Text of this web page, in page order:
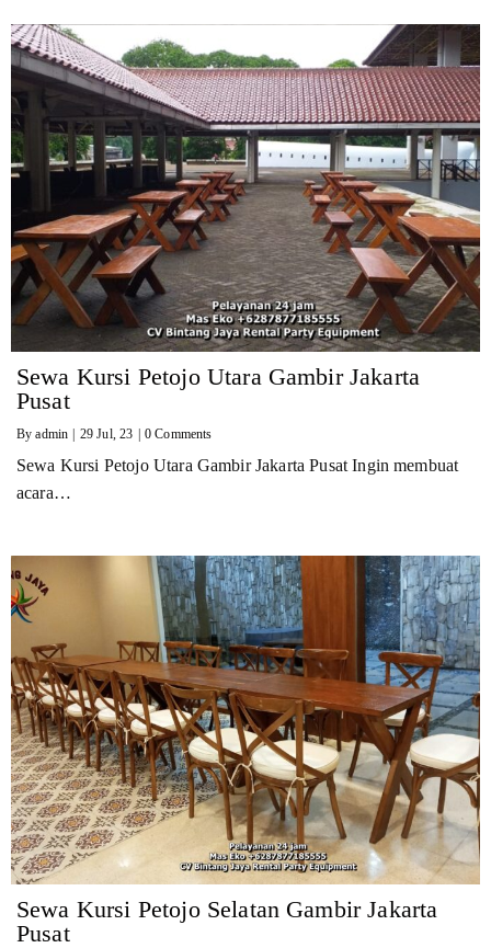
Sewa Kursi Petojo Utara Gambir Jakarta
Pusat
Byadmin 29 Jul, 23 0 Comments
Sewa Kursi Petojo Utara Gambir Jakarta Pusat Ingin membuat
acara…
Sewa Kursi Petojo Selatan Gambir Jakarta
Pusat